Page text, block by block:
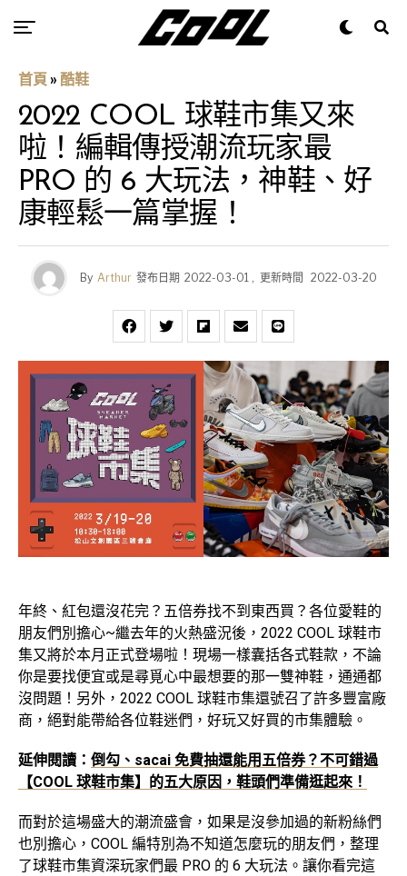
首頁 » 酷鞋
2022 COOL 球鞋市集又來
啦！編輯傳授潮流玩家最
PRO 的 6 大玩法，神鞋、好
康輕鬆一篇掌握！
By Arthur 發布日期 2022-03-01, 更新時間 2022-03-20
年終、紅包還沒花完？五倍券找不到東西買？各位愛鞋的
朋友們別擔心~繼去年的火熱盛況後，2022 COOL 球鞋市
集又將於本月正式登場啦！現場一樣囊括各式鞋款，不論
你是要找便宜或是尋覓心中最想要的那一雙神鞋，通通都
沒問題！另外，2022 COOL 球鞋市集還號召了許多豐富廠
商，絕對能帶給各位鞋迷們，好玩又好買的市集體驗。
延伸閱讀： 倒勾、sacai 免費抽還能用五倍券？不可錯過
【COOL 球鞋市集】的五大原因，鞋頭們準備逛起來！
而對於這場盛大的潮流盛會，如果是沒參加過的新粉絲們
也別擔心，COOL 編特別為不知道怎麼玩的朋友們，整理
了球鞋市集資深玩家們最 PRO 的 6 大玩法。讓你看完這